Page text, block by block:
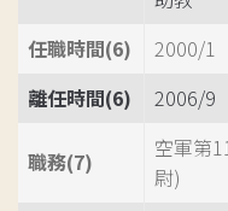
任職時間(6)
2000/1
離任時間(6)
2006/9
職務(7)
空軍第
尉)